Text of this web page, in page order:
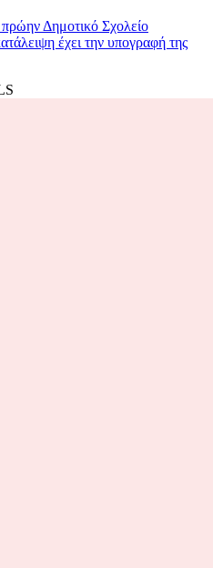
Δημοτικό Σχολείο
έχει την υπογραφή της